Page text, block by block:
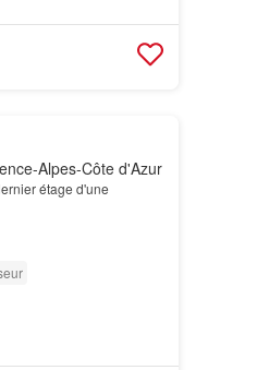
Alpes-Côte d'Azur
étage d'une